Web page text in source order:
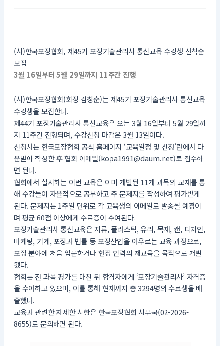
(사)한국포장협회, 제45기 포장기술관리사 통신교육 수강생 선착순
모집
3월 16일부터 5월 29일까지 11주간 진행
(사)한국포장협회(회장 김창순)는 제45기 포장기술관리사 통신교육
수강생을 모집한다.
제44기 포장기술관리사 통신교육은 오는 3월 16일부터 5월 29일까
지 11주간 진행되며, 수강신청 마감은 3월 13일이다.
신청서는 한국포장협회 공식 홈페이지 ‘교육일정 및 신청’란에서 다
운받아 작성한 후 협회 이메일(kopa1991@daum.net)로 접수하
면 된다.
협회에서 실시하는 이번 교육은 이미 개발된 11개 과목의 교재를 통
해 수강들이 자율적으로 공부하고 주 문제지를 작성하여 평가받게
된다. 문제지는 1주일 단위로 각 교육생의 이메일로 발송될 예정이
며 평균 60점 이상에게 수료증이 수여된다.
포장기술관리사 통신교육은 지류, 플라스틱, 유리, 목재, 캔, 디자인,
마케팅, 기계, 포장과 법률 등 포장산업을 아우르는 교육 과정으로,
포장 분야에 처음 입문하거나 현장 인력의 재교육을 목적으로 개발
됐다.
협회는 전 과목 평가를 마친 뒤 합격자에게 ‘포장기술관리사’ 자격증
을 수여하고 있으며, 이를 통해 현재까지 총 3294명의 수료생을 배
출했다.
교육과 관련한 자세한 사항은 한국포장협회 사무국(02-2026-
8655)로 문의하면 된다.